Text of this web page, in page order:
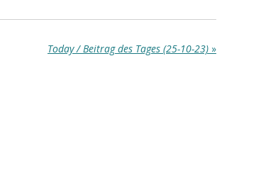
Today / Beitrag des Tages (25-10-23) »